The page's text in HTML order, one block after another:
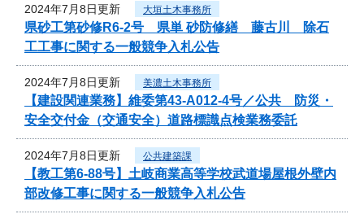
2024年7月8日更新 大垣土木事務所
県砂工第砂修R6-2号 県単 砂防修繕 藤古川 除石
工工事に関する一般競争入札公告
2024年7月8日更新 美濃土木事務所
【建設関連業務】維委第43-A012-4号／公共 防災・
安全交付金（交通安全）道路標識点検業務委託
2024年7月8日更新 公共建築課
【教工第6-88号】土岐商業高等学校武道場屋根外壁内
部改修工事に関する一般競争入札公告